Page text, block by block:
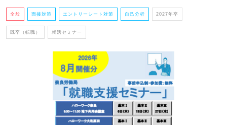
全般 面接対策 エントリーシート対策 自己分析 2027年卒
既卒（転職） 就活セミナー